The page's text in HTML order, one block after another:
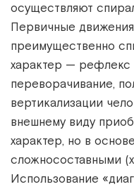
осуществляют
Первичные
преимущественно
характер — рефлекс
переворачивание,
вертикализации
внешнему виду
характер, но в
сложносоставными
Использование